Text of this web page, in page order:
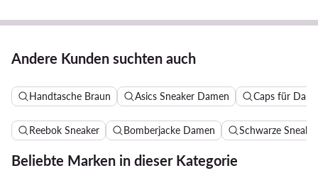
Andere Kunden suchten auch
Handtasche Braun Asics Sneaker Damen Caps für
Reebok Sneaker Bomberjacke Damen Schwarze
Beliebte Marken in dieser Kategorie